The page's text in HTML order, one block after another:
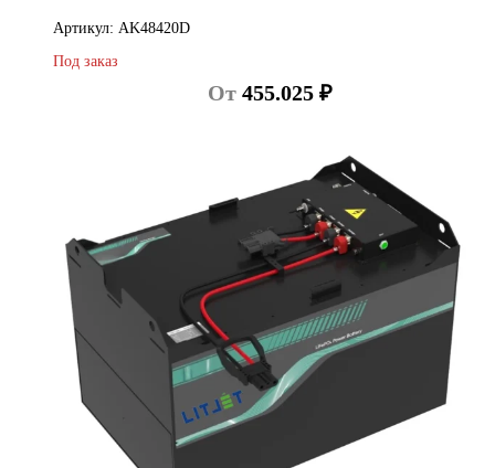
Артикул: AK48420D
Под заказ
От 455.025 ₽